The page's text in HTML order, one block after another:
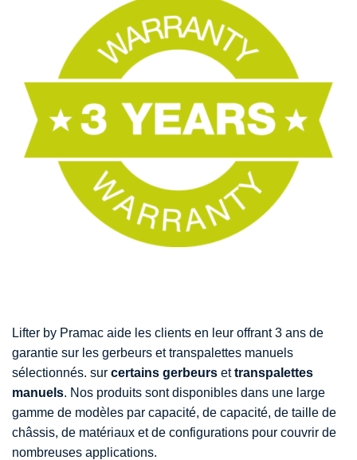
Lifter by Pramac aide les clients en leur offrant 3 ans de
garantie sur les gerbeurs et transpalettes manuels
sélectionnés. sur certains gerbeurs ettranspalettes
manuels. Nos produits sont disponibles dans une large
gamme de modèles par capacité, de capacité, de taille de
châssis, de matériaux et de configurations pour couvrir de
nombreuses applications.